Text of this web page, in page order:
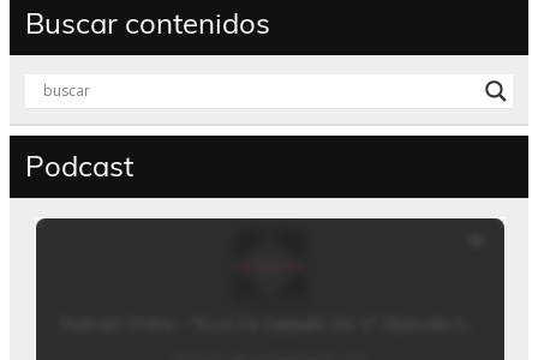
Buscar contenidos
Podcast